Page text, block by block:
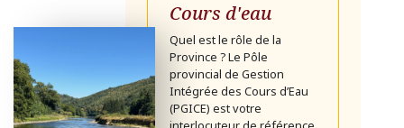
Cours d'eau
Quel est le rôle de la
Province ? Le Pôle
provincial de Gestion
Intégrée des Cours d’Eau
(PGICE) est votre